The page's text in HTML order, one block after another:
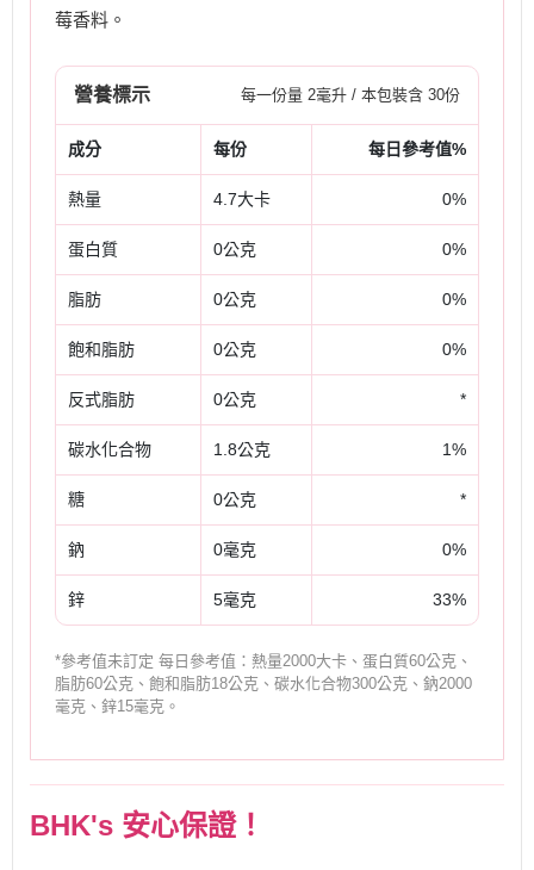
莓香料。
營養標示 每一份量 2毫升 / 本包裝含 30份
成分 每份 每日參考值%
熱量 4.7大卡 0%
蛋白質 0公克 0%
脂肪 0公克 0%
飽和脂肪 0公克 0%
反式脂肪 0公克 *
碳水化合物 1.8公克 1%
糖 0公克 *
鈉 0毫克 0%
鋅 5毫克 33%
*參考值未訂定 每日參考值：熱量2000大卡、蛋白質60公克、
脂肪60公克、飽和脂肪18公克、碳水化合物300公克、鈉2000
毫克、鋅15毫克。
BHK's 安心保證！